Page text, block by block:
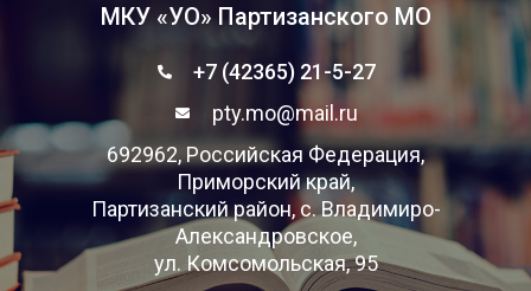
МКУ «УО» Партизанского МО
+7 (42365) 21-5-27
pty.mo@mail.ru
692962, Российская Федерация,
Приморский край,
Партизанский район, с. Владимиро-
Александровское,
ул. Комсомольская, 95